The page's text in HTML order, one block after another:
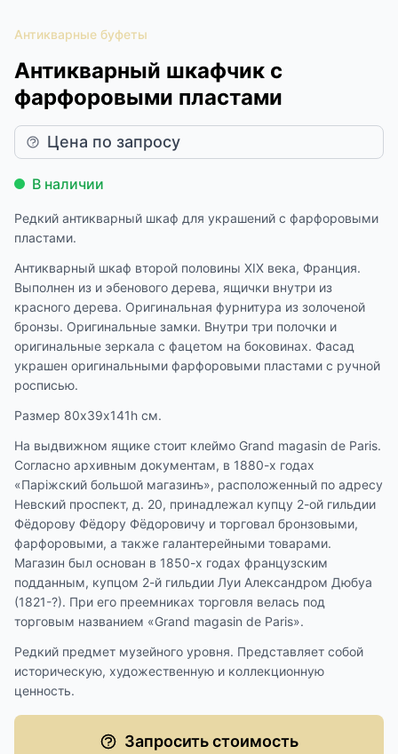
Антикварные буфеты
Антикварный шкафчик с
фарфоровыми пластами
Цена по запросу
В наличии
Редкий антикварный шкаф для украшений с фарфоровыми
пластами.
Антикварный шкаф второй половины XIX века, Франция.
Выполнен из и эбенового дерева, ящички внутри из
красного дерева. Оригинальная фурнитура из золоченой
бронзы. Оригинальные замки. Внутри три полочки и
оригинальные зеркала с фацетом на боковинах. Фасад
украшен оригинальными фарфоровыми пластами с ручной
росписью.
Размер 80х39х141h см.
На выдвижном ящике стоит клеймо Grand magasin de Paris.
Согласно архивным документам, в 1880-х годах
«Парiжский большой магазинъ», расположенный по адресу
Невский проспект, д. 20, принадлежал купцу 2-ой гильдии
Фёдорову Фёдору Фёдоровичу и торговал бронзовыми,
фарфоровыми, а также галантерейными товарами.
Магазин был основан в 1850-х годах французским
подданным, купцом 2-й гильдии Луи Александром Дюбуа
(1821-?). При его преемниках торговля велась под
торговым названием «Grand magasin de Paris».
Редкий предмет музейного уровня. Представляет собой
историческую, художественную и коллекционную
ценность.
Запросить стоимость